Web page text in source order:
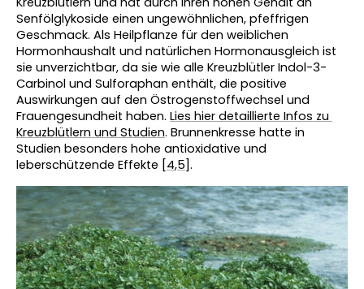
Senfölglykoside einen ungewöhnlichen, pfeffrigen
Geschmack. Als Heilpflanze für den weiblichen
Hormonhaushalt und natürlichen Hormonausgleich ist
sie unverzichtbar, da sie wie alle Kreuzblütler Indol-3-
Carbinol und Sulforaphan enthält, die positive
Auswirkungen auf den Östrogenstoffwechsel und
Frauengesundheit haben. Lies hier detaillierte Infos zu
Kreuzblütlern und Studien. Brunnenkresse hatte in
Studien besonders hohe antioxidative und
leberschützende Effekte [4,5].